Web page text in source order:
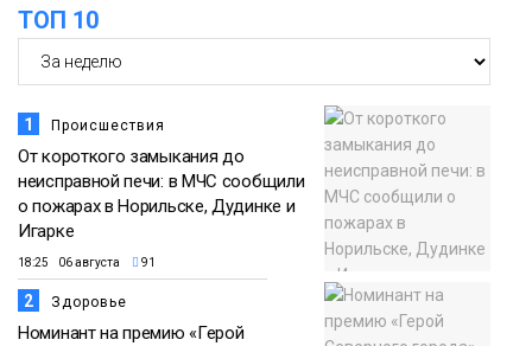
ТОП 10
1 Происшествия
От короткого замыкания до
неисправной печи: в МЧС сообщили
о пожарах в Норильске, Дудинке и
Игарке
18:25 06 августа 91
2 Здоровье
Номинант на премию «Герой